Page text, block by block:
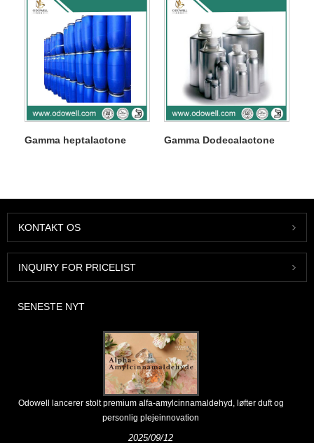
Gamma heptalactone Gamma Dodecalactone
KONTAKT OS
INQUIRY FOR PRICELIST
SENESTE NYT
Odowell lancerer stolt premium alfa-amylcinnamaldehyd, løfter duft og
personlig plejeinnovation
2025/09/12